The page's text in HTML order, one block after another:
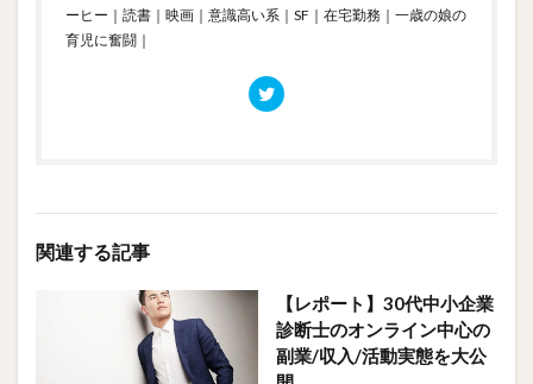
ーヒー｜読書｜映画｜意識高い系｜SF｜在宅勤務｜一歳の娘の
育児に奮闘｜
関連する記事
【レポート】30代中小企業
診断士のオンライン中心の
副業/収入/活動実態を大公